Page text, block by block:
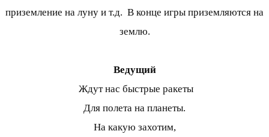
приземление на луну и т.д. В конце игры приземляются на
землю.
Ведущий
Ждут нас быстрые ракеты
Для полета на планеты.
На какую захотим,